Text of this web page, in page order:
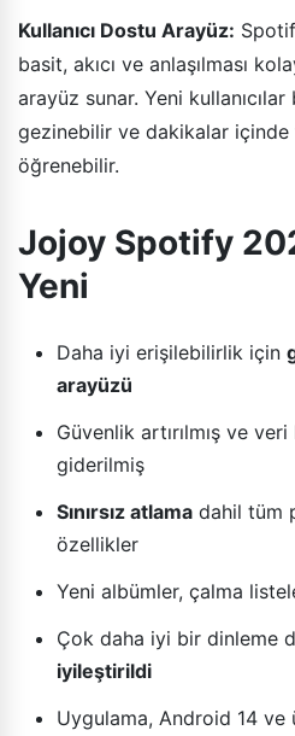
Kullanıcı Dostu Arayüz:
basit, akıcı ve anlaşılması
arayüz sunar. Yeni
gezinebilir ve dakikalar
öğrenebilir.
Jojoy Spotify
Yeni
Daha iyi erişilebilirlik için
arayüzü
Güvenlik artırılmış ve veri
giderilmiş
Sınırsız atlama dahil tüm
özellikler
Yeni albümler, çalma
Çok daha iyi bir dinleme
iyileştirildi
Uygulama, Android 14